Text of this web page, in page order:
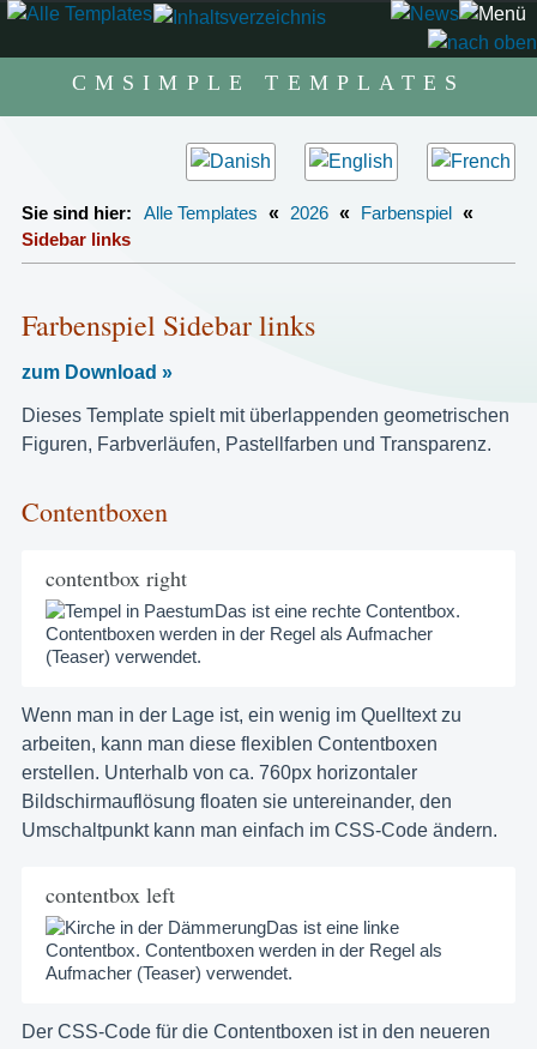
CMSIMPLE TEMPLATES
Sie sind hier: Alle Templates « 2026 « Farbenspiel «
Sidebar links
Farbenspiel Sidebar links
zum Download »
Dieses Template spielt mit überlappenden geometrischen
Figuren, Farbverläufen, Pastellfarben und Transparenz.
Contentboxen
contentbox right
Das ist eine rechte Contentbox.
Contentboxen werden in der Regel als Aufmacher
(Teaser) verwendet.
Wenn man in der Lage ist, ein wenig im Quelltext zu
arbeiten, kann man diese flexiblen Contentboxen
erstellen. Unterhalb von ca. 760px horizontaler
Bildschirmauflösung floaten sie untereinander, den
Umschaltpunkt kann man einfach im CSS-Code ändern.
contentbox left
Das ist eine linke
Contentbox. Contentboxen werden in der Regel als
Aufmacher (Teaser) verwendet.
Der CSS-Code für die Contentboxen ist in den neueren